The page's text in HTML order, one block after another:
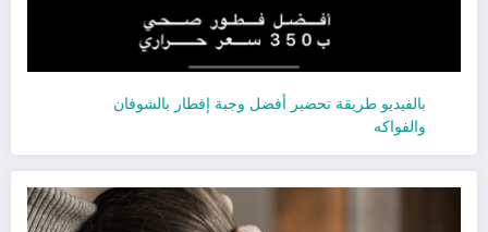
بالفيديو طريقة تحضير أفضل وجبة إفطار بالشوفان
والفواكه